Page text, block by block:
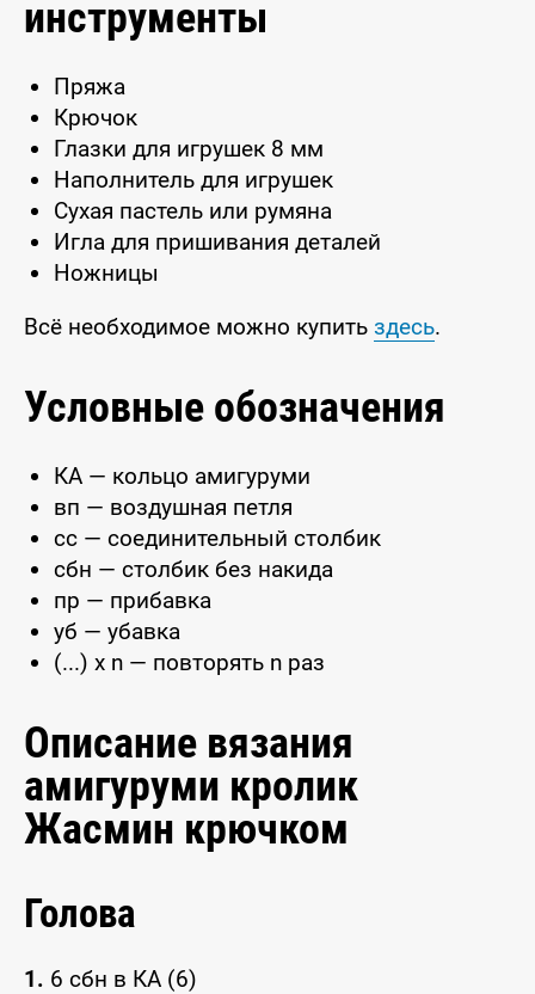
инструменты
Пряжа
Крючок
Глазки для игрушек 8 мм
Наполнитель для игрушек
Сухая пастель или румяна
Игла для пришивания деталей
Ножницы
Всё необходимое можно купить здесь.
Условные обозначения
КА — кольцо амигуруми
вп — воздушная петля
сс — соединительный столбик
сбн — столбик без накида
пр — прибавка
уб — убавка
(...) x n — повторять n раз
Описание вязания
амигуруми кролик
Жасмин крючком
Голова
1. 6 сбн в КА (6)